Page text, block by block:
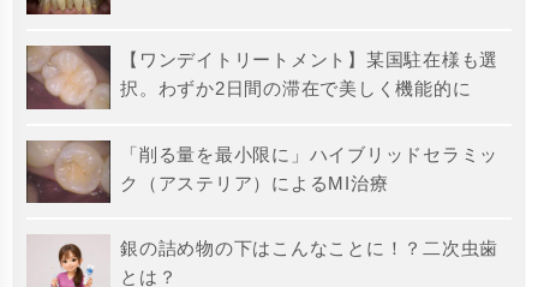
【ワンデイトリートメント】某国駐在様も選
択。わずか2日間の滞在で美しく機能的に
「削る量を最小限に」ハイブリッドセラミッ
ク（アステリア）によるMI治療
銀の詰め物の下はこんなことに！？二次虫歯
とは？